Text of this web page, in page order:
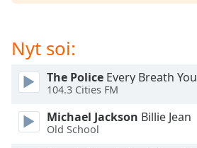
dialog
Escape
will
cancel
window.
Nyt soi:
The Police Every Breath
104.3 Cities FM
Michael Jackson Billie Jean
Old School